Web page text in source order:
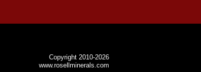
Copyright 2010-2026
www.rosellminerals.com